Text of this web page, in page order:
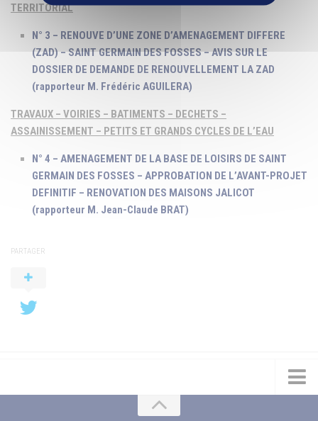
TERRITORIAL
N° 3 – RENOUVE D’UNE ZONE D’AMENAGEMENT DIFFERE
(ZAD) – SAINT GERMAIN DES FOSSES – AVIS SUR LE
DOSSIER DE DEMANDE DE RENOUVELLEMENT LA ZAD
(rapporteur M. Frédéric AGUILERA)
TRAVAUX – VOIRIES – BATIMENTS – DECHETS –
ASSAINISSEMENT – PETITS ET GRANDS CYCLES DE L’EAU
N° 4 – AMENAGEMENT DE LA BASE DE LOISIRS DE SAINT
GERMAIN DES FOSSES – APPROBATION DE L’AVANT-PROJET
DEFINITIF – RENOVATION DES MAISONS JALICOT
(rapporteur M. Jean-Claude BRAT)
PARTAGER